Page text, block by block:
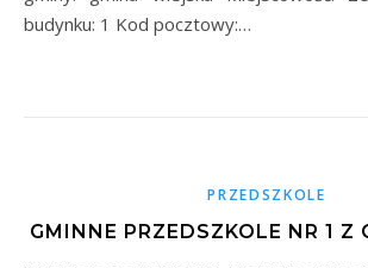
budynku: 1 Kod pocztowy:…
PRZEDSZKOLE
GMINNE PRZEDSZKOLE NR 1 Z